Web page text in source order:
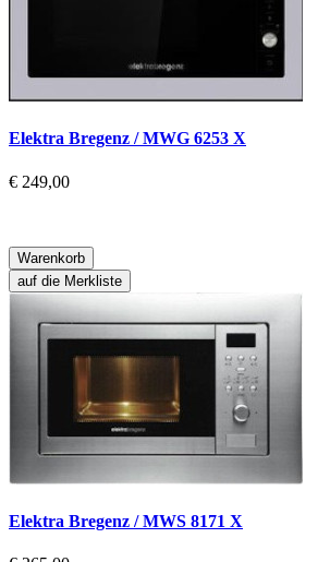
Elektra Bregenz / MWG 6253 X
€ 249,00
Warenkorb
auf die Merkliste
Elektra Bregenz / MWS 8171 X